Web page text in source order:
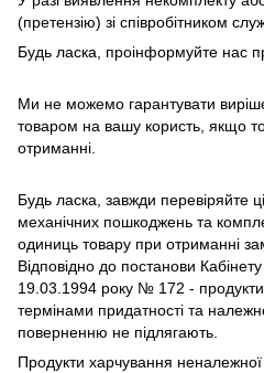
(претензію) зі співробітником
Будь ласка, проінформуйте нас
Ми не можемо гарантувати
товаром на вашу користь, якщо
отриманні.
Будь ласка, завжди перевіряйте
механічних пошкоджень та
одиниць товару при отриманні
Відповідно до постанови Кабінету
19.03.1994 року № 172 -
термінами придатності та
поверненню не підлягають.
Продукти харчування неналежної